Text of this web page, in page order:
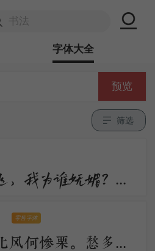
字体大全
预览
筛选
烟花烟花漫天飞，我为谁妩媚？不过是醉眼看花，花也醉。流沙流沙漫天飞，我为谁憔悴？不过是缘来缘散，缘如水。
零售字体
孟冬寒气至，北风何惨栗。愁多知夜长，仰观众星列。三五明月满，四五蟾兔缺。客从远方来，遗我一书札。上言长相思，下言久离别。置书怀袖中，三岁字不灭。一心抱区区，惧君不识察。